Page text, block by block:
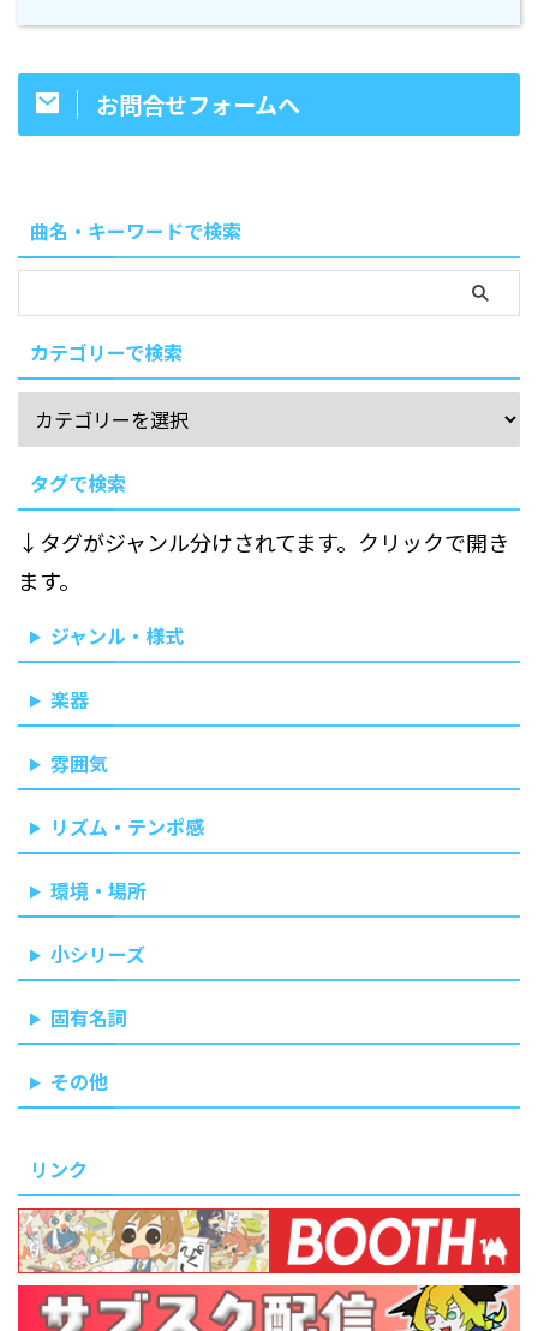
お問合せフォームへ
曲名・キーワードで検索
カテゴリーで検索
タグで検索
↓タグがジャンル分けされてます。クリックで開き
ます。
ジャンル・様式
楽器
雰囲気
リズム・テンポ感
環境・場所
小シリーズ
固有名詞
その他
リンク